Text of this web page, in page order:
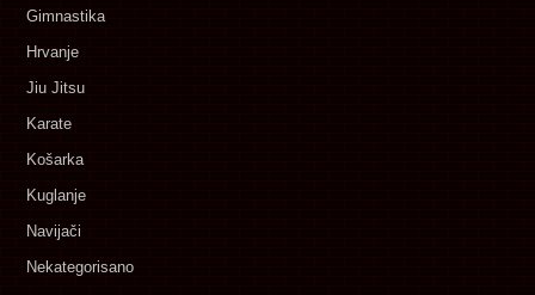
Gimnastika
Hrvanje
Jiu Jitsu
Karate
Košarka
Kuglanje
Navijači
Nekategorisano